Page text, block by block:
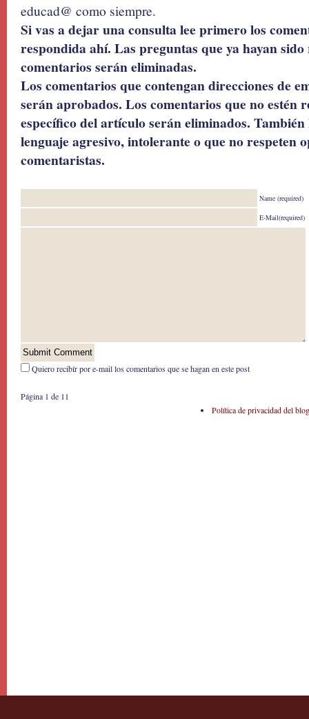
educad@ como siempre.
Si vas a dejar una consulta lee primero los
respondida ahí. Las preguntas que ya hayan
comentarios serán eliminadas.
Los comentarios que contengan direcciones de
serán aprobados. Los comentarios que no estén
específico del artículo serán eliminados.
lenguaje agresivo, intolerante o que no respeten
comentaristas.
Name (required)
E-Mail(required)
Quiero recibír por e-mail los comentarios que se hagan en este post
Página 1 de 1 1
Política de privacidad del